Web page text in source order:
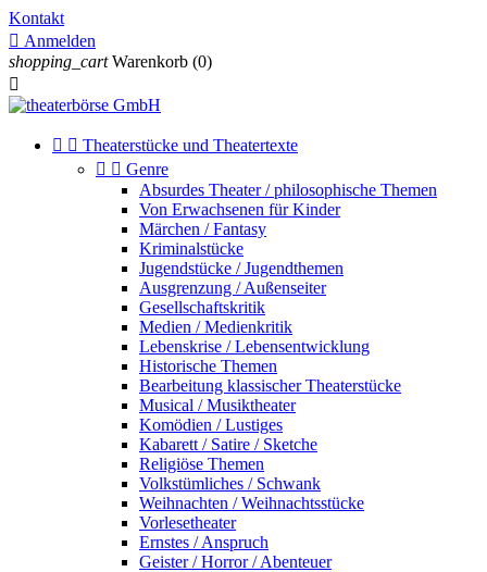
Kontakt
 Anmelden
shopping_cart Warenkorb (0)

  Theaterstücke und Theatertexte
  Genre
Absurdes Theater / philosophische Themen
Von Erwachsenen für Kinder
Märchen / Fantasy
Kriminalstücke
Jugendstücke / Jugendthemen
Ausgrenzung / Außenseiter
Gesellschaftskritik
Medien / Medienkritik
Lebenskrise / Lebensentwicklung
Historische Themen
Bearbeitung klassischer Theaterstücke
Musical / Musiktheater
Komödien / Lustiges
Kabarett / Satire / Sketche
Religiöse Themen
Volkstümliches / Schwank
Weihnachten / Weihnachtsstücke
Vorlesetheater
Ernstes / Anspruch
Geister / Horror / Abenteuer